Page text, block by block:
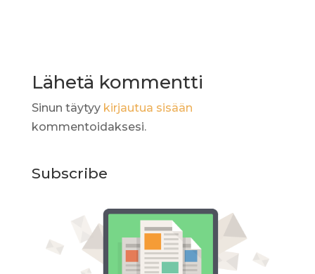
Lähetä kommentti
Sinun täytyy kirjautua sisään
kommentoidaksesi.
Subscribe